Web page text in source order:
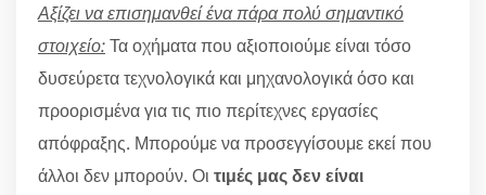
Αξίζει να επισημανθεί ένα πάρα πολύ σημαντικό
στοιχείο:Τα οχήματα που αξιοποιούμε είναι τόσο
δυσεύρετα τεχνολογικά και μηχανολογικά όσο και
προορισμένα για τις πιο περίτεχνες εργασίες
απόφραξης. Μπορούμε να προσεγγίσουμε εκεί που
άλλοι δεν μπορούν. Οι τιμές μας δεν είναι